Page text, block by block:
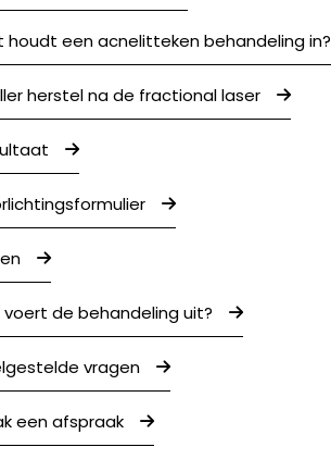
houdt een acnelitteken behandeling in?
herstel na de fractional laser
voert de behandeling uit?
vragen
een afspraak